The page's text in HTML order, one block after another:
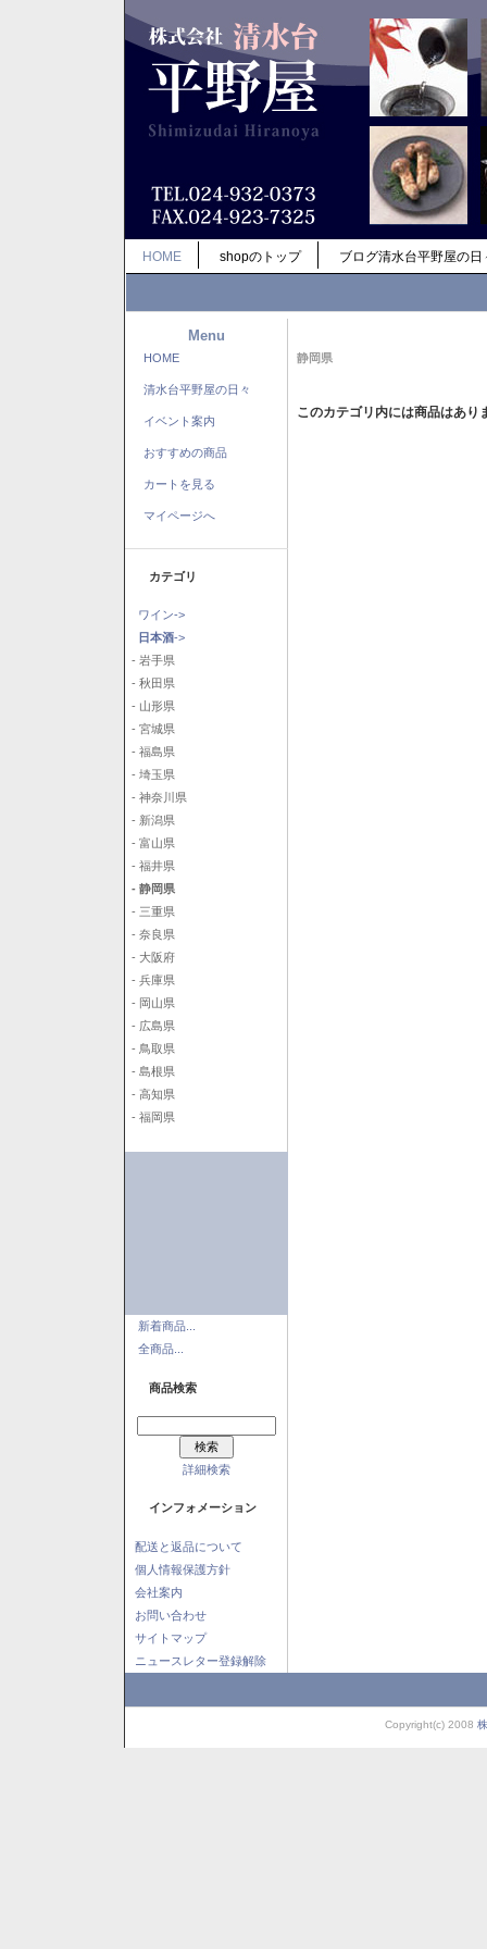
HOME shopのトップ ブログ清水台平野屋の日
Menu
HOME
清水台平野屋の日々
イベント案内
おすすめの商品
カートを見る
マイページへ
カテゴリ
ワイン->
日本酒->
- 岩手県
- 秋田県
- 山形県
- 宮城県
- 福島県
- 埼玉県
- 神奈川県
- 新潟県
- 富山県
- 福井県
- 静岡県
- 三重県
- 奈良県
- 大阪府
- 兵庫県
- 岡山県
- 広島県
- 鳥取県
- 島根県
- 高知県
- 福岡県
新着商品...
全商品...
商品検索
詳細検索
インフォメーション
配送と返品について
個人情報保護方針
会社案内
お問い合わせ
サイトマップ
ニュースレター登録解除
静岡県
このカテゴリ内には商品はあり
Copyright(c) 2008